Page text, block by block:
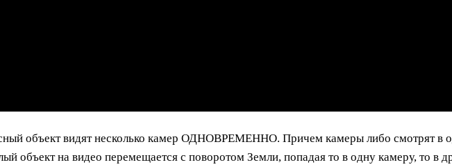
объект видят несколько камер ОДНОВРЕМЕННО. Причем камеры либо смотрят в
объект на видео перемещается с поворотом Земли, попадая то в одну камеру, то в